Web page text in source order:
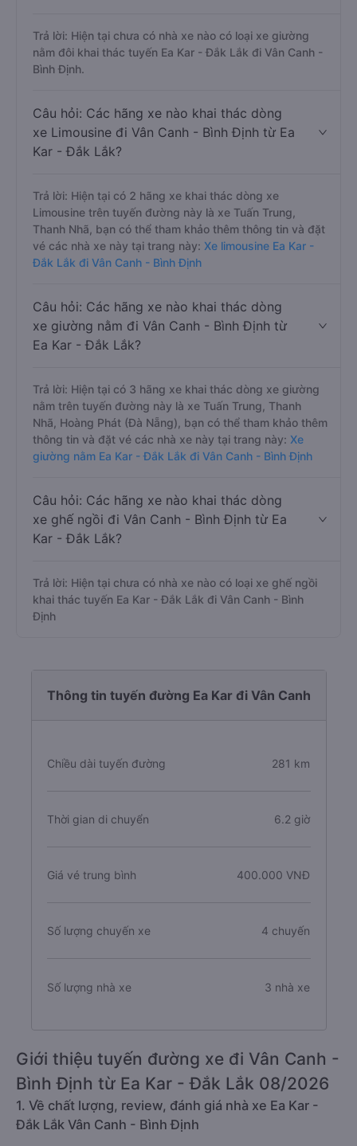
Trả lời: Hiện tại chưa có nhà xe nào có loại xe giường
nằm đôi khai thác tuyến Ea Kar - Đắk Lắk đi Vân Canh -
Bình Định.
Câu hỏi: Các hãng xe nào khai thác dòng
xe Limousine đi Vân Canh - Bình Định từ Ea
Kar - Đắk Lắk?
Trả lời: Hiện tại có 2 hãng xe khai thác dòng xe
Limousine trên tuyến đường này là xe Tuấn Trung,
Thanh Nhã, bạn có thể tham khảo thêm thông tin và đặt
vé các nhà xe này tại trang này: Xe limousine Ea Kar -
Đắk Lắk đi Vân Canh - Bình Định
Câu hỏi: Các hãng xe nào khai thác dòng
xe giường nằm đi Vân Canh - Bình Định từ
Ea Kar - Đắk Lắk?
Trả lời: Hiện tại có 3 hãng xe khai thác dòng xe giường
nằm trên tuyến đường này là xe Tuấn Trung, Thanh
Nhã, Hoàng Phát (Đà Nẵng), bạn có thể tham khảo thêm
thông tin và đặt vé các nhà xe này tại trang này: Xe
giường nằm Ea Kar - Đắk Lắk đi Vân Canh - Bình Định
Câu hỏi: Các hãng xe nào khai thác dòng
xe ghế ngồi đi Vân Canh - Bình Định từ Ea
Kar - Đắk Lắk?
Trả lời: Hiện tại chưa có nhà xe nào có loại xe ghế ngồi
khai thác tuyến Ea Kar - Đắk Lắk đi Vân Canh - Bình
Định
Thông tin tuyến đường Ea Kar đi Vân Canh
Chiều dài tuyến đường 281 km
Thời gian di chuyển 6.2 giờ
Giá vé trung bình 400.000 VNĐ
Số lượng chuyến xe 4 chuyến
Số lượng nhà xe 3 nhà xe
Giới thiệu tuyến đường xe đi Vân Canh -
Bình Định từ Ea Kar - Đắk Lắk 08/2026
1. Về chất lượng, review, đánh giá nhà xe Ea Kar -
Đắk Lắk Vân Canh - Bình Định